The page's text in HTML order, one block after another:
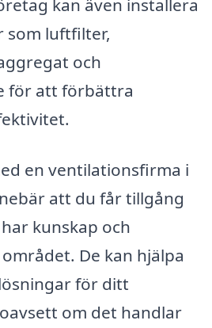
kan även installera
som luftfilter,
och
för att förbättra
en ventilationsfirma i
att du får tillgång
kunskap och
De kan hjälpa
för ditt
om det handlar